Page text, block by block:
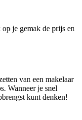
je gemak de prijs en
van een makelaar
Wanneer je snel
kunt denken!